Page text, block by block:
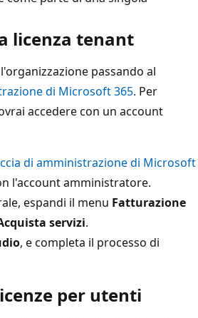
licenza tenant
passando al
di Microsoft 365. Per
accedere con un account
di amministrazione di Microsoft
l'account amministratore.
espandi il menu Fatturazione
servizi.
, e completa il processo di
per utenti